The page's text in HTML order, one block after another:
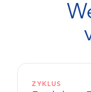
ZYKLUS